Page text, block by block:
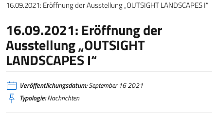
16.09.2021: Eröffnung der Ausstellung „OUTSIGHT LANDSCAPES I“
16.09.2021: Eröffnung der
Ausstellung „OUTSIGHT
LANDSCAPES I“
Veröffentlichungsdatum:September 16 2021
Typologie:Nachrichten